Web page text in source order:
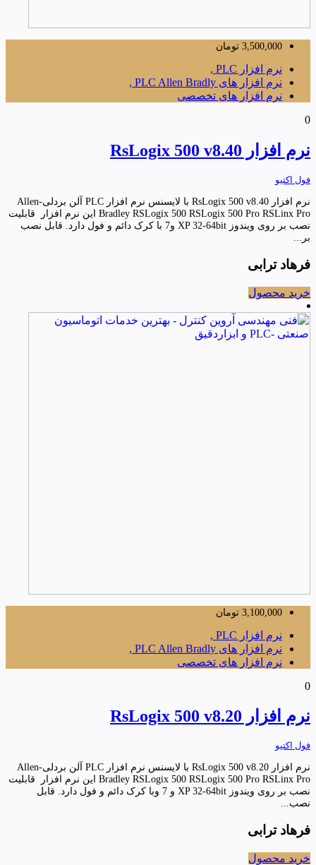
3,500,000 تومان
نرم افزار PLC ,
نرم افزار های PLC Allen Bradly ,
نرم افزار های تخصصی
0
نرم افزار RsLogix 500 v8.40
فول اکتیو
نرم افزار RsLogix 500 v8.40 با لایسنس نرم افزار PLC آلن بردلی-Allen
Bradley RSLogix 500 RSLogix 500 Pro RSLinx Pro این نرم افزار قابلیت
نصب بر روی ویندوز XP 32-64bit و7 با کرک دائم و فول دارد. قابل نصب
بر...
فرهاد ترابی
خرید محصول
3,100,000 تومان
نرم افزار PLC ,
نرم افزار های PLC Allen Bradly ,
نرم افزار های تخصصی
0
نرم افزار RsLogix 500 v8.20
فول اکتیو
نرم افزار RsLogix 500 v8.20 با لایسنس نرم افزار PLC آلن بردلی-Allen
Bradley RSLogix 500 RSLogix 500 Pro RSLinx Pro این نرم افزار قابلیت
نصب بر روی ویندوز XP 32-64bit و 7 وبا کرک دائم و فول دارد. قابل
نصب...
فرهاد ترابی
خرید محصول